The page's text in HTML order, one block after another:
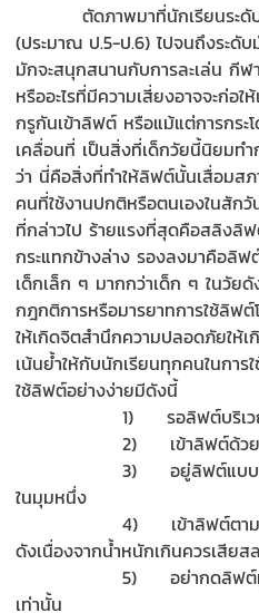
ตัดภาพมาที่นักเรียนระดับชั้
(ประมาณ ป.5-ป.6) ไปจนถึงระดั
มักจะสนุกสนานกับการละเล่น กี
หรืออะไรที่มีความเสี่ยงอาจจะก่อ
กรูกันเข้าลิฟต์ หรือแม้แต่การกร
เคลื่อนที่ เป็นสิ่งที่เด็กวัยนี้นิยมทำ
ว่า นี่คือสิ่งที่ทำให้ลิฟต์นั้นเสื่อมส
คนที่ใช้งานปกติหรือตนเองในสั
ที่กล่าวไป ร้ายแรงที่สุดคือสลิงลิ
กระแทกข้างล่าง รองลงมาคือลิ
เด็กเล็ก ๆ มากกว่าเด็ก ๆ ในวัย
กฎกติการหรือมารยาทการใช้ลิฟต์
ให้เกิดจิตสำนึกความปลอดภัยให้เ
เน้นย้ำให้กับนักเรียนทุกคนในกา
ใช้ลิฟต์อย่างง่ายมีดังนี้
1) รอลิฟต์บริเว
2) เข้าลิฟต์ด้วยก
3) อยู่ลิฟต์แบบก
ในมุมหนึ่ง
4) เข้าลิฟต์ตาม
ดังเนื่องจากน้ำหนักเกินควรเสีย
5) อย่ากดลิฟต์ทุ
เท่านั้น